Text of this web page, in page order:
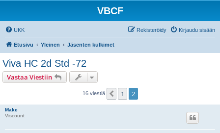
VBCF
UKK Kirjaudu sisään
Rekisteröidy
Etusivu Yleinen Jäsenten kulkimet
Viva HC 2d Std -72
Vastaa Viestiin
16 viestiä Edellinen
1 2
Make
Viscount